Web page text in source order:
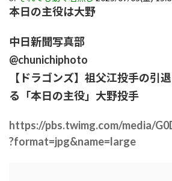
本日の主役は大野
中日新聞写真部
@chunichiphoto
【ドラゴンズ】祖父江投手の引
る「本日の主役」大野投手
https://pbs.twimg.com/media/
?format=jpg&name=large